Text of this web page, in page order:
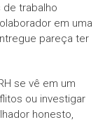
de trabalho
em uma
pareça ter
se vê em um
ou investigar
honesto,